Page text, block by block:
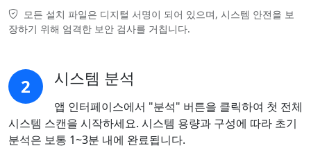
모든 설치 파일은 디지털 서명이 되어 있으며, 시스템 안전을 보
장하기 위해 엄격한 보안 검사를 거칩니다.
2 시스템 분석
앱 인터페이스에서 "분석" 버튼을 클릭하여 첫 전체
시스템 스캔을 시작하세요. 시스템 용량과 구성에 따라 초기
분석은 보통 1~3분 내에 완료됩니다.